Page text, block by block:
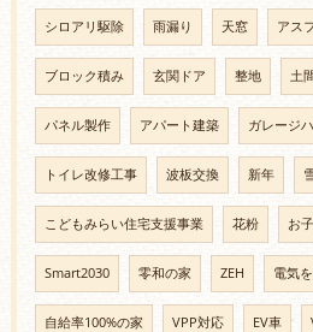
シロアリ駆除 雨漏り 天窓 アス
ブロック積み 玄関ドア 整地 土
パネル製作 アパート建築 ガレージ
トイレ改修工事 波板交換 新年
こどもみらい住宅支援事業 花粉 お
Smart2030 零和の家 ZEH 電気
自給率100%の家 VPP対応 EV車